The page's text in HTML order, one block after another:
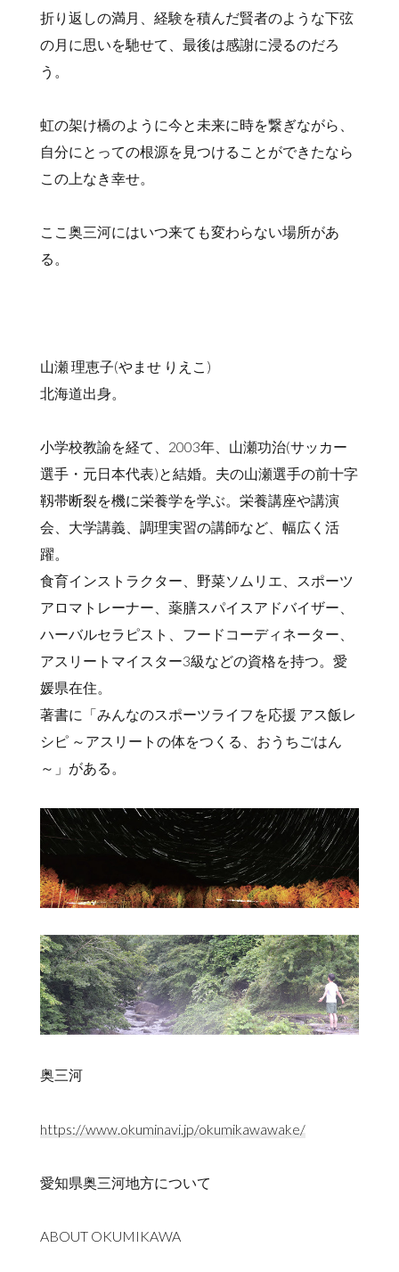
折り返しの満月、経験を積んだ賢者のような下弦
の月に思いを馳せて、最後は感謝に浸るのだろ
う。
虹の架け橋のように今と未来に時を繋ぎながら、
自分にとっての根源を見つけることができたなら
この上なき幸せ。
ここ奥三河にはいつ来ても変わらない場所があ
る。
山瀬 理恵子(やませ りえこ)
北海道出身。
小学校教諭を経て、2003年、山瀬功治(サッカー
選手・元日本代表)と結婚。夫の山瀬選手の前十字
靱帯断裂を機に栄養学を学ぶ。栄養講座や講演
会、大学講義、調理実習の講師など、幅広く活
躍。
食育インストラクター、野菜ソムリエ、スポーツ
アロマトレーナー、薬膳スパイスアドバイザー、
ハーバルセラピスト、フードコーディネーター、
アスリートマイスター3級などの資格を持つ。愛
媛県在住。
著書に「みんなのスポーツライフを応援 アス飯レ
シピ ～アスリートの体をつくる、おうちごはん
～」がある。
奥三河
https://www.okuminavi.jp/okumikawawake/
愛知県奥三河地方について
ABOUT OKUMIKAWA